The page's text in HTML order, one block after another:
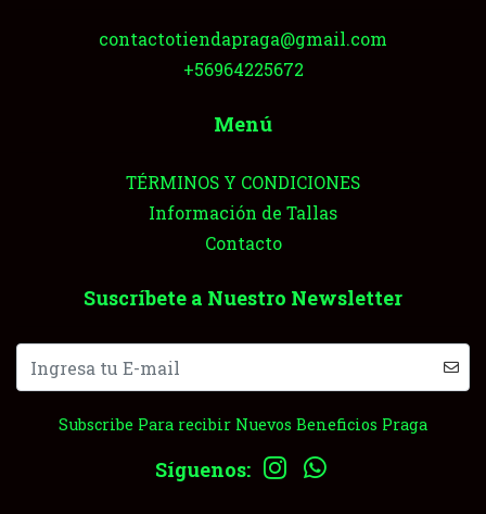
contactotiendapraga@gmail.com
+56964225672
Menú
TÉRMINOS Y CONDICIONES
Información de Tallas
Contacto
Suscríbete a Nuestro Newsletter
Subscribe Para recibir Nuevos Beneficios Praga
Síguenos: